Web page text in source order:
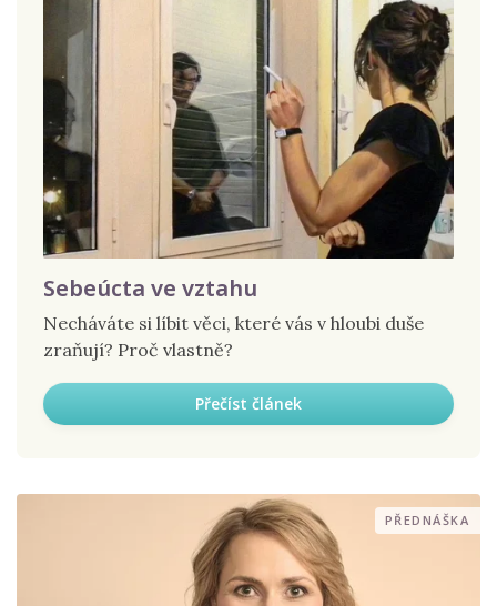
Sebeúcta ve vztahu
Necháváte si líbit věci, které vás v hloubi duše
zraňují? Proč vlastně?
Přečíst článek
PŘEDNÁŠKA